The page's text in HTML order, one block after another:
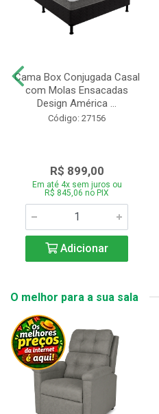
Cama Box Conjugada Casal
com Molas Ensacadas
Design América ...
Código: 27156
R$ 899,00
Em até 4x sem juros ou
R$ 845,06 no PIX
Adicionar
O melhor para a sua sala